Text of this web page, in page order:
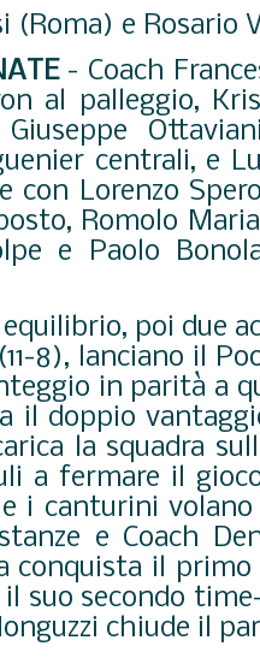
(Roma) e Rosario
- Coach
al palleggio,
centrali, e
con Lorenzo
Romolo
e Paolo
poi due
8), lanciano il
in parità a
il doppio
la squadra
a fermare il
i canturini volano
e Coach
conquista il
il suo secondo
chiude il